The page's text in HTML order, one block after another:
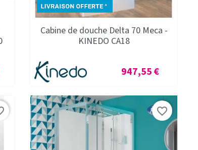
Cabine de douche Delta 70 Meca -
KINEDO CA18
Prix
947,55 €
favorite_border